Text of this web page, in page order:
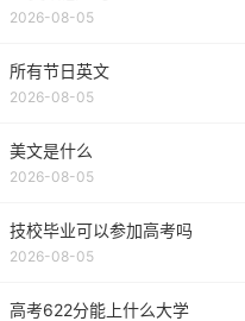
2026-08-05
所有节日英文
2026-08-05
美文是什么
2026-08-05
技校毕业可以参加高考吗
2026-08-05
高考622分能上什么大学